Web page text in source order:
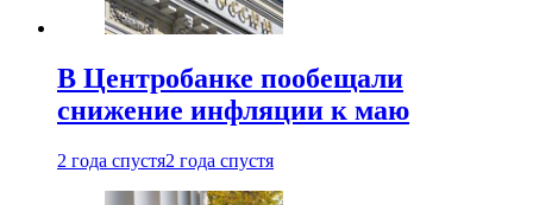
В Центробанке пообещали
снижение инфляции к маю
2 года спустя2 года спустя